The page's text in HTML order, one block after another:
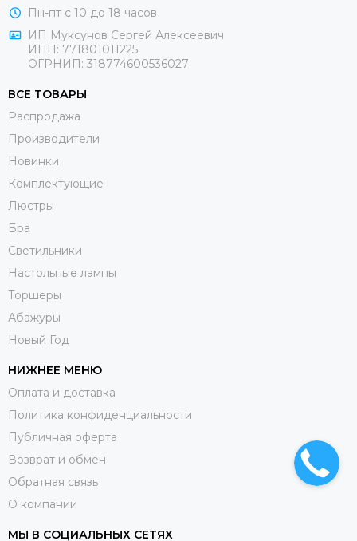
Пн-пт с 10 до 18 часов
ИП Муксунов Сергей Алексеевич
ИНН: 771801011225
ОГРНИП: 318774600536027
ВСЕ ТОВАРЫ
Распродажа
Производители
Новинки
Комплектующие
Люстры
Бра
Светильники
Настольные лампы
Торшеры
Абажуры
Новый Год
НИЖНЕЕ МЕНЮ
Оплата и доставка
Политика конфиденциальности
Публичная оферта
Возврат и обмен
Обратная связь
О компании
МЫ В СОЦИАЛЬНЫХ СЕТЯХ